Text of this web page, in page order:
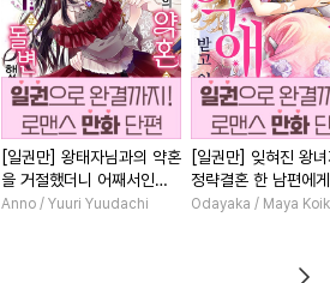
[일권만] 왕태자님과의 약혼
을 거절했더니 어째서인지
얀데레로 돌변했습니다 [단
Anno / Yuuri Yuudachi
[일권만] 잊혀진 왕
정략결혼 한 남편에
받고 있습니다 [단행
Odayaka / Maya